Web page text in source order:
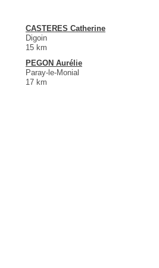
CASTERES Catherine
Digoin
15 km
PEGON Aurélie
Paray-le-Monial
17 km